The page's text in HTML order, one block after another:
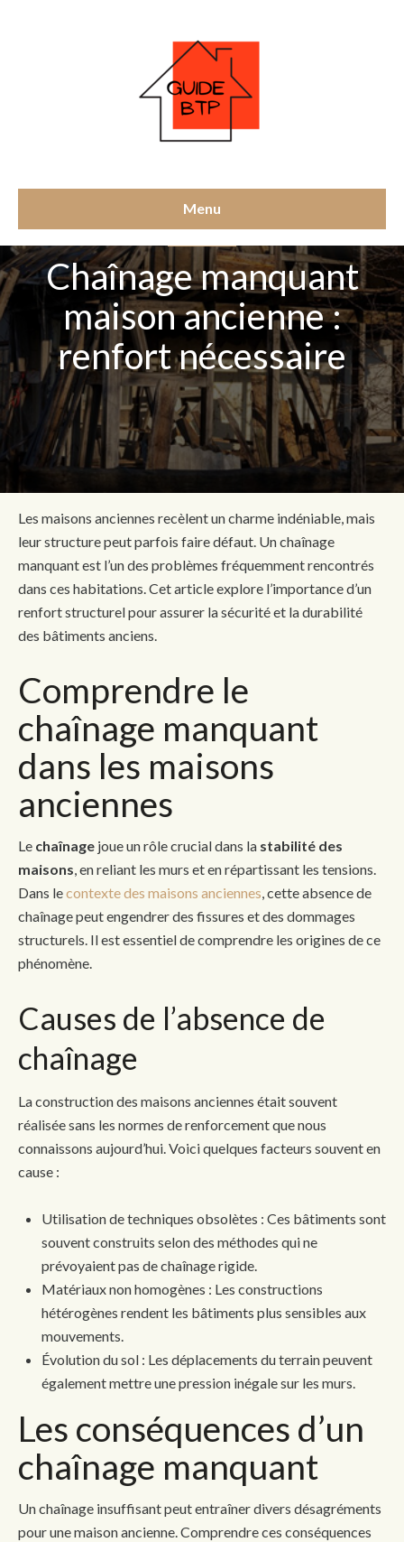
Menu
Chaînage manquant
maison ancienne :
renfort nécessaire
Les maisons anciennes recèlent un charme indéniable, mais
leur structure peut parfois faire défaut. Un chaînage
manquant est l’un des problèmes fréquemment rencontrés
dans ces habitations. Cet article explore l’importance d’un
renfort structurel pour assurer la sécurité et la durabilité
des bâtiments anciens.
Comprendre le
chaînage manquant
dans les maisons
anciennes
Le chaînage joue un rôle crucial dans la stabilité des
maisons , en reliant les murs et en répartissant les tensions.
Dans lecontexte des maisons anciennes , cette absence de
chaînage peut engendrer des fissures et des dommages
structurels. Il est essentiel de comprendre les origines de ce
phénomène.
Causes de l’absence de
chaînage
La construction des maisons anciennes était souvent
réalisée sans les normes de renforcement que nous
connaissons aujourd’hui. Voici quelques facteurs souvent en
cause :
Utilisation de techniques obsolètes : Ces bâtiments sont
souvent construits selon des méthodes qui ne
prévoyaient pas de chaînage rigide.
Matériaux non homogènes : Les constructions
hétérogènes rendent les bâtiments plus sensibles aux
mouvements.
Évolution du sol : Les déplacements du terrain peuvent
également mettre une pression inégale sur les murs.
Les conséquences d’un
chaînage manquant
Un chaînage insuffisant peut entraîner divers désagréments
pour une maison ancienne. Comprendre ces conséquences